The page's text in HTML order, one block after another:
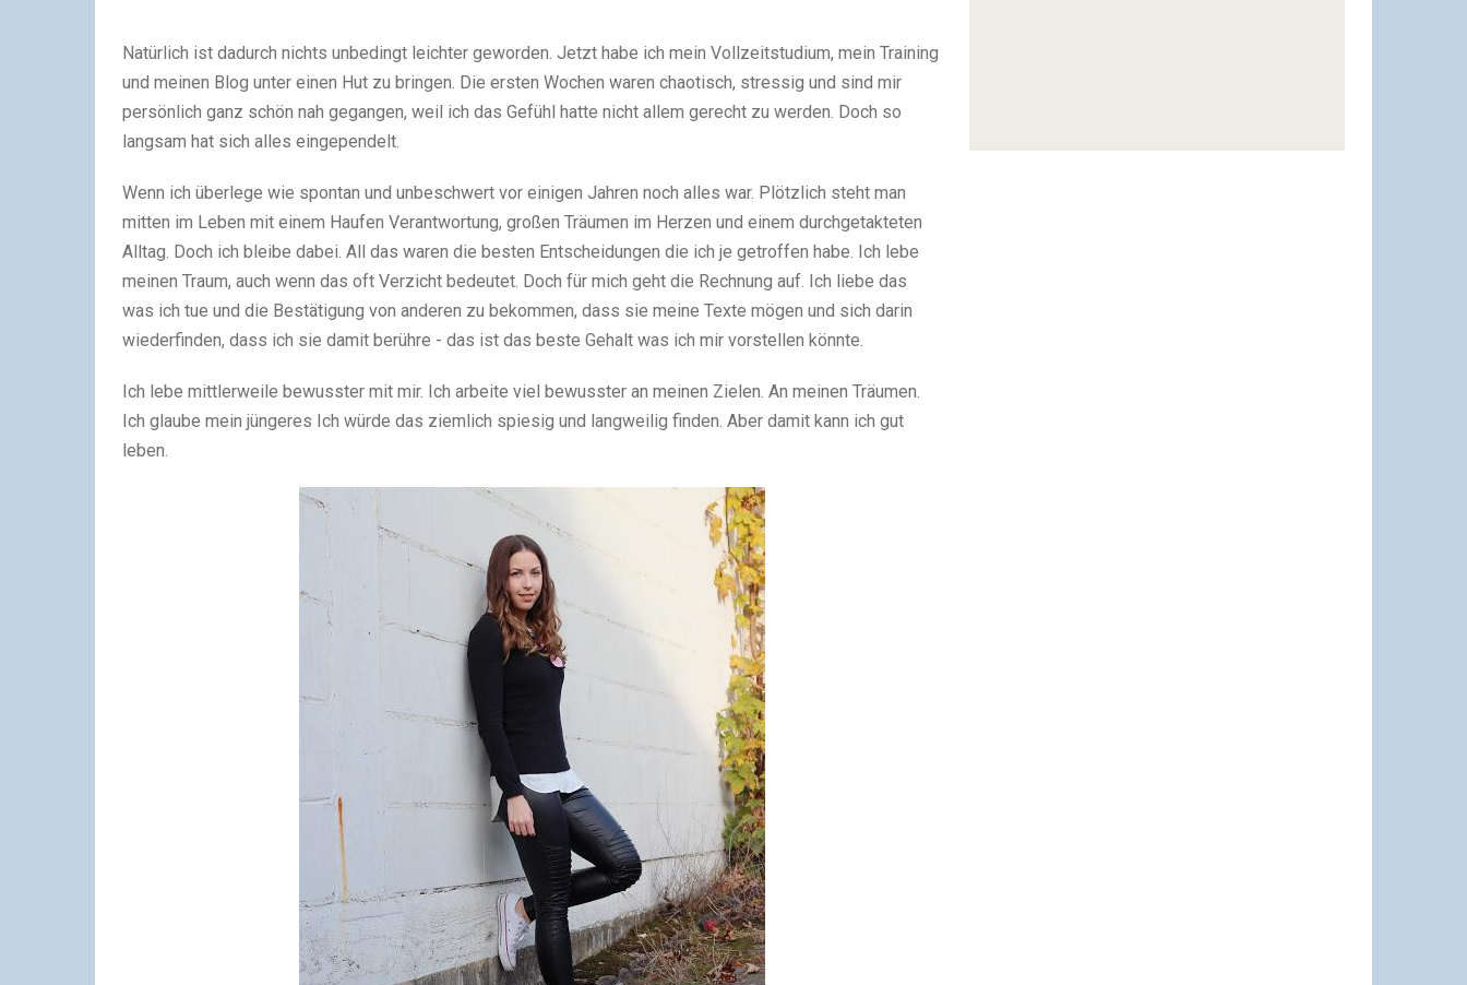
Natürlich ist dadurch nichts unbedingt leichter geworden. Jetzt habe ich mein Vollzeitstudium, mein Training
und meinen Blog unter einen Hut zu bringen. Die ersten Wochen waren chaotisch, stressig und sind mir
persönlich ganz schön nah gegangen, weil ich das Gefühl hatte nicht allem gerecht zu werden. Doch so
langsam hat sich alles eingependelt.
Wenn ich überlege wie spontan und unbeschwert vor einigen Jahren noch alles war. Plötzlich steht man
mitten im Leben mit einem Haufen Verantwortung, großen Träumen im Herzen und einem durchgetakteten
Alltag. Doch ich bleibe dabei. All das waren die besten Entscheidungen die ich je getroffen habe. Ich lebe
meinen Traum, auch wenn das oft Verzicht bedeutet. Doch für mich geht die Rechnung auf. Ich liebe das
was ich tue und die Bestätigung von anderen zu bekommen, dass sie meine Texte mögen und sich darin
wiederfinden, dass ich sie damit berühre - das ist das beste Gehalt was ich mir vorstellen könnte.
Ich lebe mittlerweile bewusster mit mir. Ich arbeite viel bewusster an meinen Zielen. An meinen Träumen.
Ich glaube mein jüngeres Ich würde das ziemlich spiesig und langweilig finden. Aber damit kann ich gut
leben.